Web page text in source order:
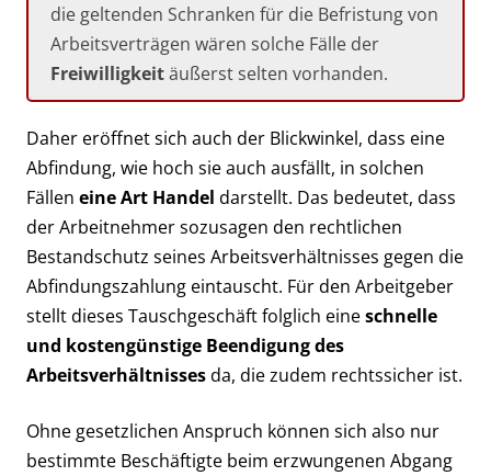
die geltenden Schranken für die Befristung von
Arbeitsverträgen wären solche Fälle der
Freiwilligkeitäußerst selten vorhanden.
Daher eröffnet sich auch der Blickwinkel, dass eine
Abfindung, wie hoch sie auch ausfällt, in solchen
Fällen eine Art Handel darstellt. Das bedeutet, dass
der Arbeitnehmer sozusagen den rechtlichen
Bestandschutz seines Arbeitsverhältnisses gegen die
Abfindungszahlung eintauscht. Für den Arbeitgeber
stellt dieses Tauschgeschäft folglich eineschnelle
und kostengünstige Beendigung des
Arbeitsverhältnissesda, die zudem rechtssicher ist.
Ohne gesetzlichen Anspruch können sich also nur
bestimmte Beschäftigte beim erzwungenen Abgang